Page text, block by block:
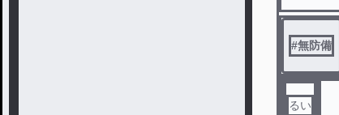
#無防備
るい